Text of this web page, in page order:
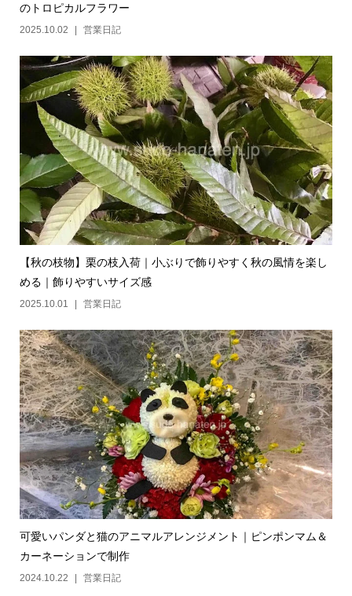
のトロピカルフラワー
2025.10.02 営業日記
【秋の枝物】栗の枝入荷｜小ぶりで飾りやすく秋の風情を楽し
める｜飾りやすいサイズ感
2025.10.01 営業日記
可愛いパンダと猫のアニマルアレンジメント｜ピンポンマム＆
カーネーションで制作
2024.10.22 営業日記